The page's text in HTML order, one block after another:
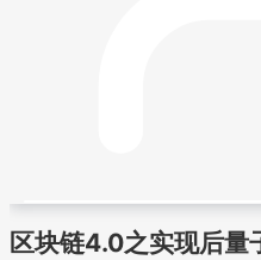
区块链4.0之实现后量